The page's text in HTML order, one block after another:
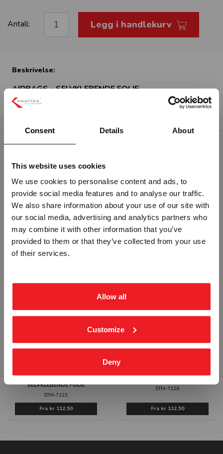
Consent Details About
This website uses cookies
We use cookies to personalise content and ads, to
provide social media features and to analyse our traffic.
We also share information about your use of our site with
our social media, advertising and analytics partners who
may combine it with other information that you’ve
provided to them or that they’ve collected from your use
of their services.
Allow all
Customize
Deny
Antall: Legg i handlekurv
Beskrivelse:
AIRBAGS - SELVKLEBENDE FOLIE
SPRAYBOKSER - SELVKLEBENDE
FOLIE
Frakr 112,50 Frakr 112,50
SELVKLEBENDE FOLIE
STM-7123
Fra kr 112,50
STM-7126
Fra kr 112,50
Vennligst velg portal
BEDRIFT PRIVAT